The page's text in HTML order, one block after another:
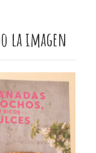
la imagen